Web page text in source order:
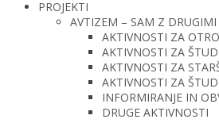
PROJEKTI
AVTIZEM – SAM Z DRUGIMI
AKTIVNOSTI ZA
AKTIVNOSTI ZA
AKTIVNOSTI ZA
AKTIVNOSTI ZA
INFORMIRANJE IN
DRUGE AKTIVNOSTI